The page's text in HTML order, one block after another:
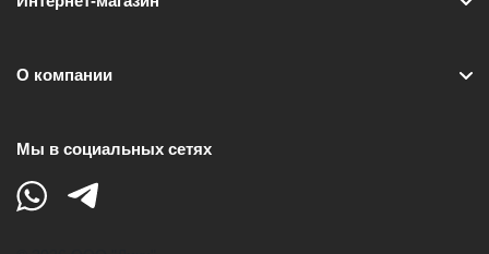
О компании
Мы в социальных сетях